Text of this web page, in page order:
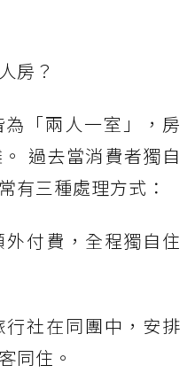
房？
「兩人一室」，房
過去當消費者獨自
有三種處理方式：
付費，全程獨自住
社在同團中，安排
同住。